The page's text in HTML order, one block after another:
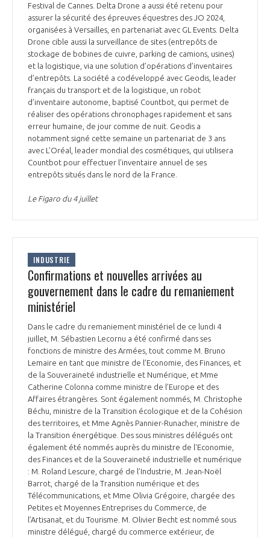
Festival de Cannes. Delta Drone a aussi été retenu pour
assurer la sécurité des épreuves équestres des JO 2024,
organisées à Versailles, en partenariat avec GL Events. Delta
Drone cible aussi la surveillance de sites (entrepôts de
stockage de bobines de cuivre, parking de camions, usines)
et la logistique, via une solution d’opérations d’inventaires
d’entrepôts. La société a codéveloppé avec Geodis, leader
français du transport et de la logistique, un robot
d’inventaire autonome, baptisé Countbot, qui permet de
réaliser des opérations chronophages rapidement et sans
erreur humaine, de jour comme de nuit. Geodis a
notamment signé cette semaine un partenariat de 3 ans
avec L’Oréal, leader mondial des cosmétiques, qui utilisera
Countbot pour effectuer l’inventaire annuel de ses
entrepôts situés dans le nord de la France.
Le Figaro du 4 juillet
INDUSTRIE
Confirmations et nouvelles arrivées au
gouvernement dans le cadre du remaniement
ministériel
Dans le cadre du remaniement ministériel de ce lundi 4
juillet, M. Sébastien Lecornu a été confirmé dans ses
fonctions de ministre des Armées, tout comme M. Bruno
Lemaire en tant que ministre de l’Economie, des Finances, et
de la Souveraineté industrielle et Numérique, et Mme
Catherine Colonna comme ministre de l’Europe et des
Affaires étrangères. Sont également nommés, M. Christophe
Béchu, ministre de la Transition écologique et de la Cohésion
des territoires, et Mme Agnès Pannier-Runacher, ministre de
la Transition énergétique. Des sous ministres délégués ont
également été nommés auprès du ministre de l'Economie,
des Finances et de la Souveraineté industrielle et numérique
: M. Roland Lescure, chargé de l’Industrie, M. Jean-Noël
Barrot, chargé de la Transition numérique et des
Télécommunications, et Mme Olivia Grégoire, chargée des
Petites et Moyennes Entreprises du Commerce, de
l’Artisanat, et du Tourisme. M. Olivier Becht est nommé sous
ministre délégué, chargé du commerce extérieur, de